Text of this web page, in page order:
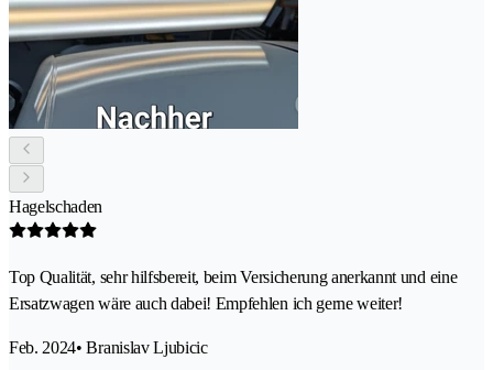
Hagelschaden
Top Qualität, sehr hilfsbereit, beim Versicherung anerkannt und eine
Ersatzwagen wäre auch dabei! Empfehlen ich gerne weiter!
Feb. 2024• Branislav Ljubicic